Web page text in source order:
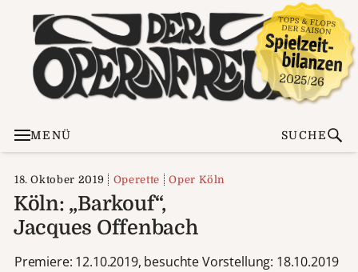
MENÜ SUCHE
18. Oktober 2019 Operette Oper Köln
Köln: „Barkouf“,
Jacques Offenbach
Premiere: 12.10.2019, besuchte Vorstellung: 18.10.2019